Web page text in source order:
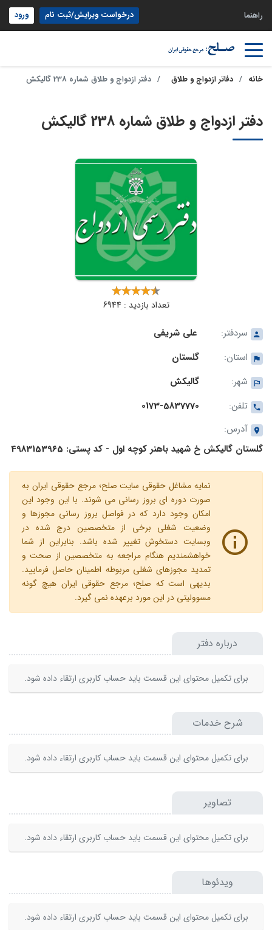
راهنما درخواست ویرایش/ثبت نام ورود
خانه دفاتر ازدواج و طلاق دفتر ازدواج و طلاق شماره 238 گالیکش‎
دفتر ازدواج و طلاق شماره 238 گالیکش‎
تعداد بازدید : 6944
سردفتر:
علی شریفی
استان:
گلستان
شهر:
گالیکش‎
تلفن:
0173-5837770
آدرس:
گلستان گالیکش خ شهید باهنر کوچه اول - کد پستی: 4983153965
نمایه مشاغل حقوقی سایت صلح؛ مرجع حقوقی ایران به
صورت دوره ای بروز رسانی می شوند. با این وجود این
امکان وجود دارد که در فواصل بروز رسانی مجوزها و
وضعیت شغلی برخی از متخصصین درج شده در
وبسایت دستخوش تغییر شده باشد. بنابراین از شما
خواهشمندیم هنگام مراجعه به متخصصین از صحت و
تمدید مجوزهای شغلی مربوطه اطمینان حاصل فرمایید.
بدیهی است که صلح؛ مرجع حقوقی ایران هیچ گونه
مسوولیتی در این مورد برعهده نمی گیرد.
درباره دفتر
برای تکمیل محتوای این قسمت باید حساب کاربری ارتقاء داده شود.
شرح خدمات
برای تکمیل محتوای این قسمت باید حساب کاربری ارتقاء داده شود.
تصاویر
برای تکمیل محتوای این قسمت باید حساب کاربری ارتقاء داده شود.
ویدئوها
برای تکمیل محتوای این قسمت باید حساب کاربری ارتقاء داده شود.